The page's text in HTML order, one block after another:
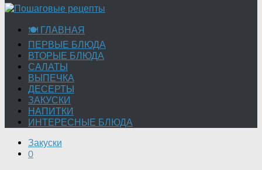
🍽 ГЛАВНАЯ
ПЕРВЫЕ БЛЮДА
ВТОРЫЕ БЛЮДА
САЛАТЫ
ВЫПЕЧКА
ДЕСЕРТЫ
ЗАКУСКИ
НАПИТКИ
ИНТЕРЕСНЫЕ БЛЮДА
Закуски
0